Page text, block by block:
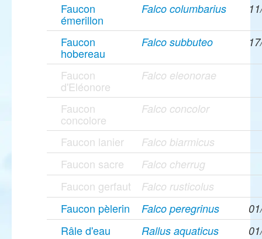
Faucon
émerillon
Falco columbarius
Faucon
hobereau
Falco subbuteo
Faucon
d'Eléonore
Falco eleonorae
Faucon
concolore
Falco concolor
Faucon lanier Falco biarmicus
Faucon sacre Falco cherrug
Faucon gerfaut Falco rusticolus
Faucon pèlerin Falco peregrinus
Râle d'eau Rallus aquaticus